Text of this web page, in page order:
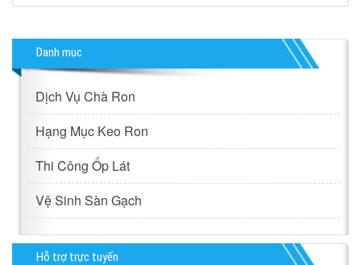
Danh mục
Dịch Vụ Chà Ron
Hạng Mục Keo Ron
Thi Công Ốp Lát
Vệ Sinh Sàn Gạch
Hỗ trợ trực tuyến